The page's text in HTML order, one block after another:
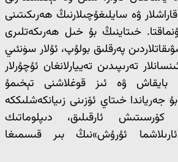
ۋە سايلىغۇچىلارنىڭ ھەرىكىتىنى
خىتاينىڭ بۇ خىل ھەرىكەتلىرى
پەرقلىق بولۇپ، ئۇلار سۈنئىي
تەرىپىدىن تەييارلانغان ئۇچۇرلار
بايقاش ۋە ئىز قوغلاشنى تېخىمۇ
جەرياندا خىتاي ئۆزىنى زىيانكەشلىككە
ئارقىلىق، دىپلوماتىك
«ئارىلاشما ئۇرۇش»نىڭ بىر قىسمىغا